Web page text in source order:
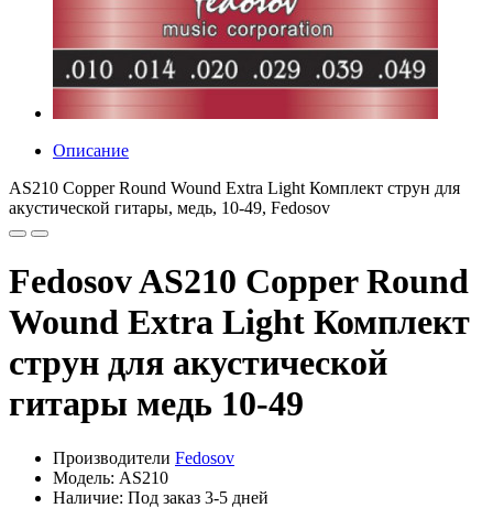
Описание
AS210 Copper Round Wound Extra Light Комплект струн для
акустической гитары, медь, 10-49, Fedosov
Fedosov AS210 Copper Round
Wound Extra Light Комплект
струн для акустической
гитары медь 10-49
Производители Fedosov
Модель: AS210
Наличие: Под заказ 3-5 дней